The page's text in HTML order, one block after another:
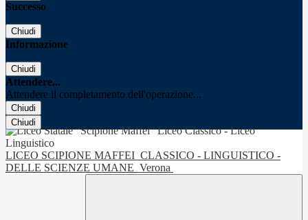
Successo
Chiudi
Informazione
Chiudi
Attendere...
Attendere il completamento dell'operazione...
Chiudi
Chiudi
LICEO SCIPIONE MAFFEI CLASSICO - LINGUISTICO -
DELLE SCIENZE UMANE Verona